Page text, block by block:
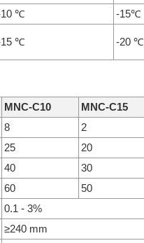
℃
-15℃
℃ -20 ℃
MNC-C10 MNC-C15
8 2
25 20
40 30
60 50
0.1 - 3%
≥240 mm